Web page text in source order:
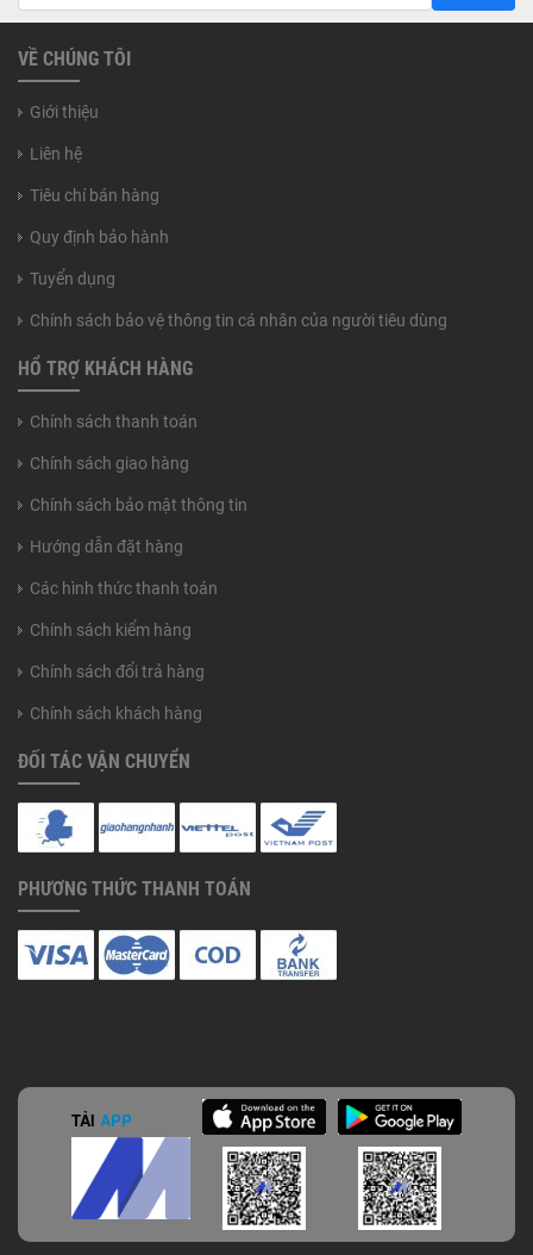
VỀ CHÚNG TÔI
Giới thiệu
Liên hệ
Tiêu chí bán hàng
Quy định bảo hành
Tuyển dụng
Chính sách bảo vệ thông tin cá nhân của người tiêu dùng
HỔ TRỢ KHÁCH HÀNG
Chính sách thanh toán
Chính sách giao hàng
Chính sách bảo mật thông tin
Hướng dẫn đặt hàng
Các hình thức thanh toán
Chính sách kiểm hàng
Chính sách đổi trả hàng
Chính sách khách hàng
ĐỐI TÁC VẬN CHUYỂN
PHƯƠNG THỨC THANH TOÁN
TẢI APP